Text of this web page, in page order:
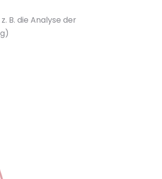
B. die Analyse der